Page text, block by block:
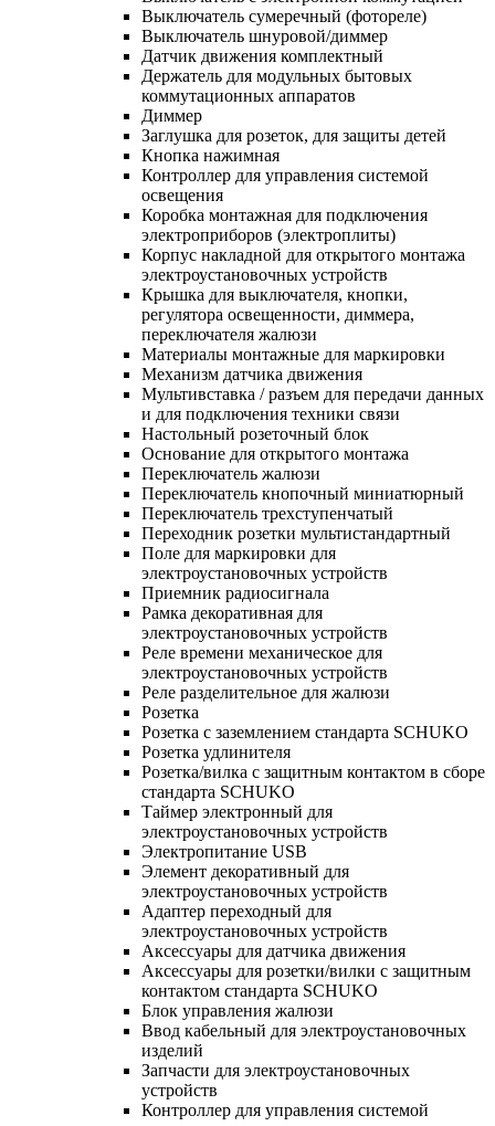
Выключатель сумеречный (фотореле)
Выключатель шнуровой/диммер
Датчик движения комплектный
Держатель для модульных бытовых
коммутационных аппаратов
Диммер
Заглушка для розеток, для защиты детей
Кнопка нажимная
Контроллер для управления системой
освещения
Коробка монтажная для подключения
электроприборов (электроплиты)
Корпус накладной для открытого монтажа
электроустановочных устройств
Крышка для выключателя, кнопки,
регулятора освещенности, диммера,
переключателя жалюзи
Материалы монтажные для маркировки
Механизм датчика движения
Мультивставка / разъем для передачи данных
и для подключения техники связи
Настольный розеточный блок
Основание для открытого монтажа
Переключатель жалюзи
Переключатель кнопочный миниатюрный
Переключатель трехступенчатый
Переходник розетки мультистандартный
Поле для маркировки для
электроустановочных устройств
Приемник радиосигнала
Рамка декоративная для
электроустановочных устройств
Реле времени механическое для
электроустановочных устройств
Реле разделительное для жалюзи
Розетка
Розетка с заземлением стандарта SCHUKO
Розетка удлинителя
Розетка/вилка с защитным контактом в сборе
стандарта SCHUKO
Таймер электронный для
электроустановочных устройств
Электропитание USB
Элемент декоративный для
электроустановочных устройств
Адаптер переходный для
электроустановочных устройств
Аксессуары для датчика движения
Аксессуары для розетки/вилки с защитным
контактом стандарта SCHUKO
Блок управления жалюзи
Ввод кабельный для электроустановочных
изделий
Запчасти для электроустановочных
устройств
Контроллер для управления системой